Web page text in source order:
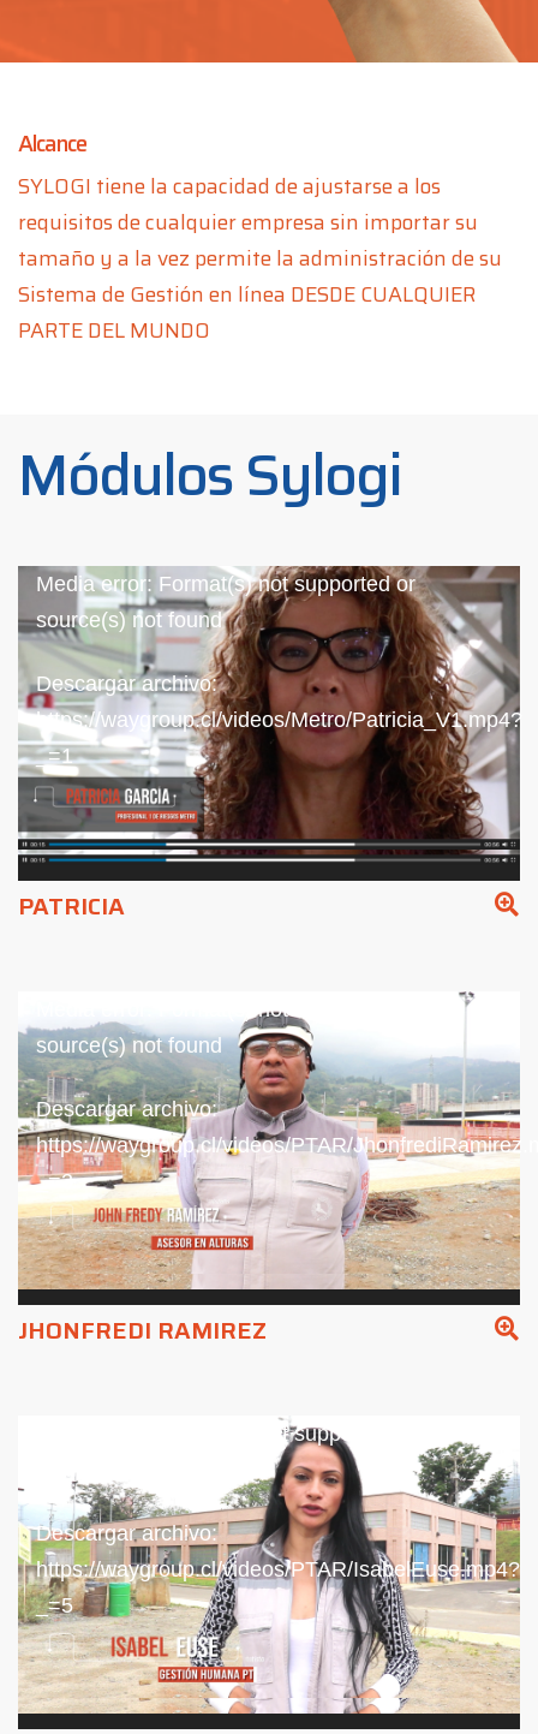
Alcance
SYLOGI tiene la capacidad de ajustarse a los
requisitos de cualquier empresa sin importar su
tamaño y a la vez permite la administración de su
Sistema de Gestión en línea DESDE CUALQUIER
PARTE DEL MUNDO
Módulos Sylogi
Reproductor
de
vídeo
Media error: Format(s) not supported or
source(s) not found
Descargar archivo:
https://waygroup.cl/videos/Metro/Patricia_V1.mp4?
_=1
PATRICIA
de
vídeo
Media error: Format(s) not supported or
source(s) not found
Descargar archivo:
https://waygroup.cl/videos/PTAR/
_=3
JHONFREDI RAMIREZ
vídeo
Media error: Format(s) not supported or
Descargar archivo:
https://waygroup.cl/videos/PTAR/IsabelEuse.mp4?
_=5